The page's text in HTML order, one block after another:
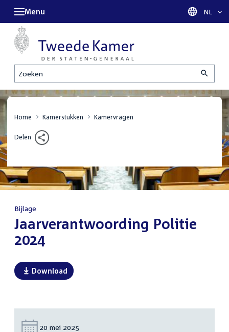
Zoeken
Menu Taal
NL
Home Kamerstukken Kamervragen
Delen
Bijlage
Jaarverantwoording Politie
2024
Download
Datum:
20 mei 2025